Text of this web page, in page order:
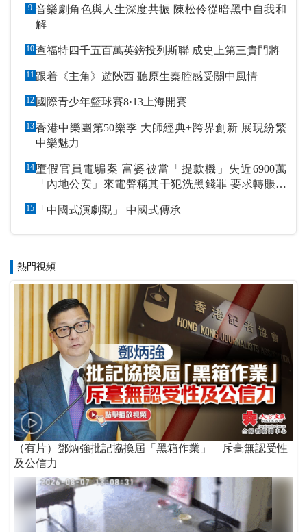
9 音樂劇角色與人生深度共振 陳松伶從暗黑中自我和
解
10 查福特四千五百萬英鎊投列斯聯 成史上第三貴門將
11 跟着《主角》遊陝西 聽原生秦腔感受關中風情
12 國際青少年籃球賽8·13上海開賽
13香港中樂團第50樂季 大師經典+跨界創新 展現紛繁
中樂魅力
14墮假官員電騙案 富婆被當「提款機」失近6900萬
「內地公安」來電聲稱其干犯洗黑錢罪 要求轉賬到
15 「中國式演劇觀」 中國式傳承
熱門視頻
（有片）鄧炳強批記協換屆「黑箱作業」 斥毫無認受性
及公信力